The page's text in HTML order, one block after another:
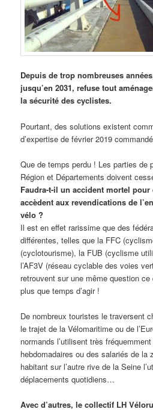
Depuis de trop nombreuses
jusqu’en 2031, refuse tout
la sécurité des cyclistes.
Pourtant, des solutions existent
d’expertise de février 2019
Que de temps perdu ! Les parties de
Région et Départements doivent
Faudra-t-il un accident mortel pour
accèdent aux revendications de
vélo ?
Il est en effet rarissime que des
différentes, telles que la FFC
(cyclotourisme), la FUB (cyclisme
l’AF3V (réseau cyclable des voies
retrouvent sur une même question ce
plus que temps d’agir !
De nombreux touristes le traversent
le trajet de la Vélomaritime ou de
normands l’utilisent très
hebdomadaires ou des salariés de la
habitant sur l’autre rive de la Seine
déplacements quotidiens…
Avec d’autres, le collectif LH